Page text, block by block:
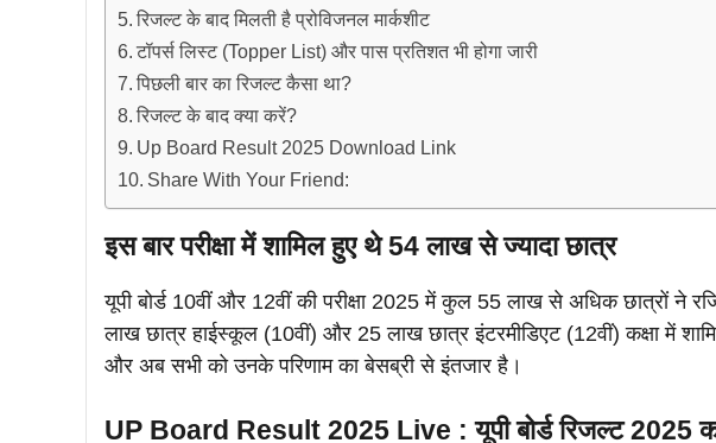
रिजल्ट के बाद मिलती है प्रोविजनल मार्कशीट
टॉपर्स लिस्ट (Topper List) और पास प्रतिशत भी होगा जारी
पिछली बार का रिजल्ट कैसा था?
रिजल्ट के बाद क्या करें?
Up Board Result 2025 Download Link
Share With Your Friend:
इस बार परीक्षा में शामिल हुए थे 54 लाख से ज्यादा छात्र
यूपी बोर्ड 10वीं और 12वीं की परीक्षा 2025 में कुल 55 लाख से अधिक छात्रों ने
लाख छात्र हाईस्कूल (10वीं) और 25 लाख छात्र इंटरमीडिएट (12वीं) कक्षा में
और अब सभी को उनके परिणाम का बेसब्री से इंतजार है।
UP Board Result 2025 Live : यूपी बोर्ड रिजल्ट 2025